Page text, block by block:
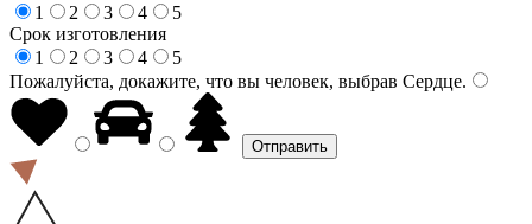
1
2 3 4
5
Срок изготовления
1
2 3 4
5
Пожалуйста, докажите, что вы человек, выбрав Сердце.